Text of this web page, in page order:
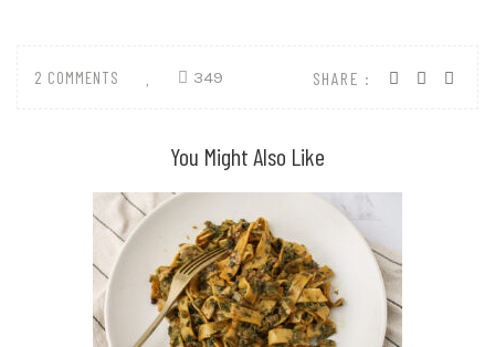
SHARE :
2 COMMENTS 349
You Might Also Like